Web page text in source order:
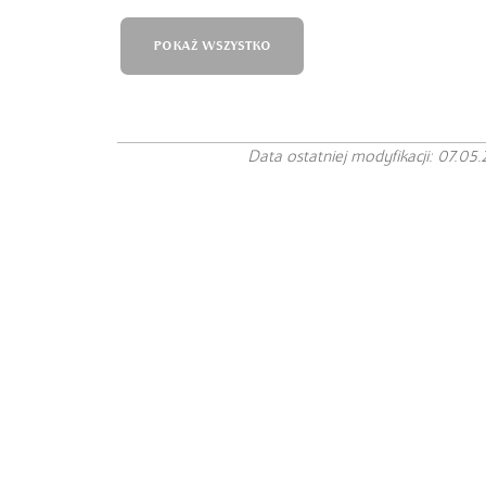
POKAŻ WSZYSTKO
Data ostatniej modyfikacji: